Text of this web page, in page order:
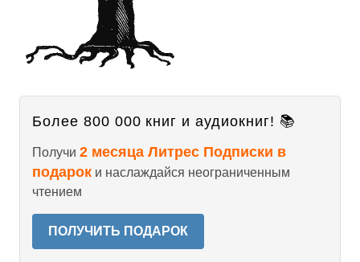
Более 800 000 книг и аудиокниг! 📚
Получи 2 месяца Литрес Подписки в
подарок и наслаждайся неограниченным
чтением
ПОЛУЧИТЬ ПОДАРОК